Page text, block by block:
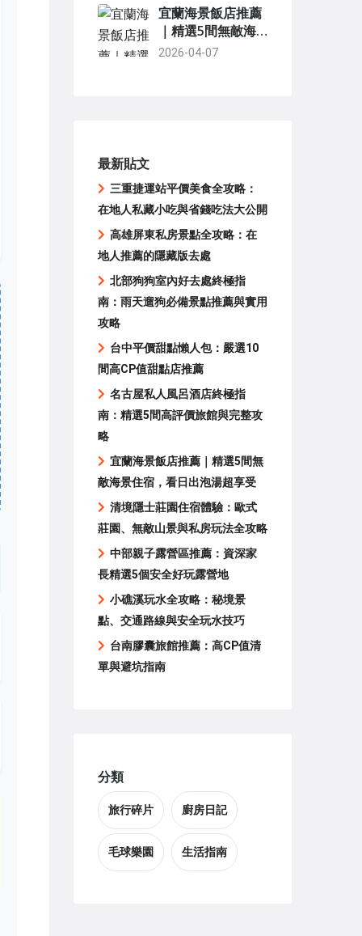
宜蘭海景飯店推薦
｜精選5間無敵海
景住宿，看日出泡
2026-04-07
最新貼文
三重捷運站平價美食全攻略：
在地人私藏小吃與省錢吃法大公開
高雄屏東私房景點全攻略：在
地人推薦的隱藏版去處
北部狗狗室內好去處終極指
南：雨天遛狗必備景點推薦與實用
攻略
台中平價甜點懶人包：嚴選10
間高CP值甜點店推薦
名古屋私人風呂酒店終極指
南：精選5間高評價旅館與完整攻
略
宜蘭海景飯店推薦｜精選5間無
敵海景住宿，看日出泡湯超享受
清境隱士莊園住宿體驗：歐式
莊園、無敵山景與私房玩法全攻略
中部親子露營區推薦：資深家
長精選5個安全好玩露營地
小礁溪玩水全攻略：秘境景
點、交通路線與安全玩水技巧
台南膠囊旅館推薦：高CP值清
單與避坑指南
分類
旅行碎片 廚房日記
毛球樂園 生活指南